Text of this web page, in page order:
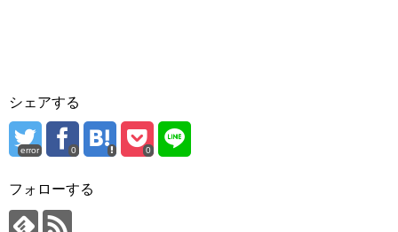
シェアする
error 0 0
フォローする